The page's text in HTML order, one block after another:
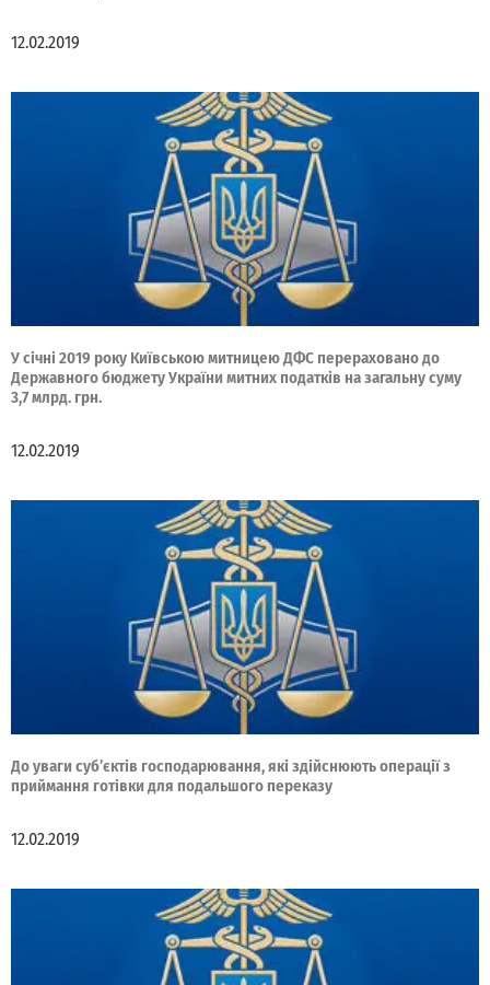
12.02.2019
У січні 2019 року Київською митницею ДФС перераховано до
Державного бюджету України митних податків на загальну суму
3,7 млрд. грн.
12.02.2019
До уваги суб’єктів господарювання, які здійснюють операції з
приймання готівки для подальшого переказу
12.02.2019